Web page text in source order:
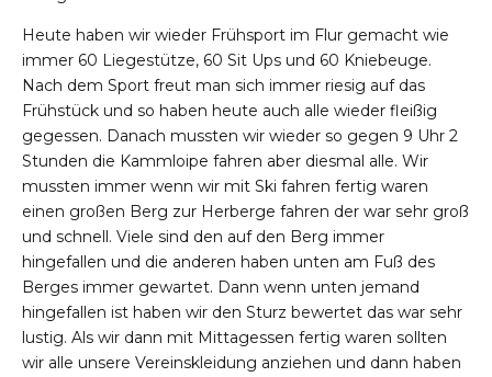
Heute haben wir wieder Frühsport im Flur gemacht wie
immer 60 Liegestütze, 60 Sit Ups und 60 Kniebeuge.
Nach dem Sport freut man sich immer riesig auf das
Frühstück und so haben heute auch alle wieder fleißig
gegessen. Danach mussten wir wieder so gegen 9 Uhr 2
Stunden die Kammloipe fahren aber diesmal alle. Wir
mussten immer wenn wir mit Ski fahren fertig waren
einen großen Berg zur Herberge fahren der war sehr groß
und schnell. Viele sind den auf den Berg immer
hingefallen und die anderen haben unten am Fuß des
Berges immer gewartet. Dann wenn unten jemand
hingefallen ist haben wir den Sturz bewertet das war sehr
lustig. Als wir dann mit Mittagessen fertig waren sollten
wir alle unsere Vereinskleidung anziehen und dann haben